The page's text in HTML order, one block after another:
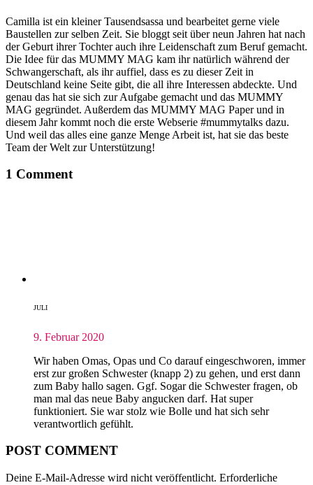
Camilla ist ein kleiner Tausendsassa und bearbeitet gerne viele
Baustellen zur selben Zeit. Sie bloggt seit über neun Jahren hat nach
der Geburt ihrer Tochter auch ihre Leidenschaft zum Beruf gemacht.
Die Idee für das MUMMY MAG kam ihr natürlich während der
Schwangerschaft, als ihr auffiel, dass es zu dieser Zeit in
Deutschland keine Seite gibt, die all ihre Interessen abdeckte. Und
genau das hat sie sich zur Aufgabe gemacht und das MUMMY
MAG gegründet. Außerdem das MUMMY MAG Paper und in
diesem Jahr kommt noch die erste Webserie #mummytalks dazu.
Und weil das alles eine ganze Menge Arbeit ist, hat sie das beste
Team der Welt zur Unterstützung!
1 Comment
JULI
9. Februar 2020
Wir haben Omas, Opas und Co darauf eingeschworen, immer
erst zur großen Schwester (knapp 2) zu gehen, und erst dann
zum Baby hallo sagen. Ggf. Sogar die Schwester fragen, ob
man mal das neue Baby angucken darf. Hat super
funktioniert. Sie war stolz wie Bolle und hat sich sehr
verantwortlich gefühlt.
POST COMMENT
Deine E-Mail-Adresse wird nicht veröffentlicht. Erforderliche